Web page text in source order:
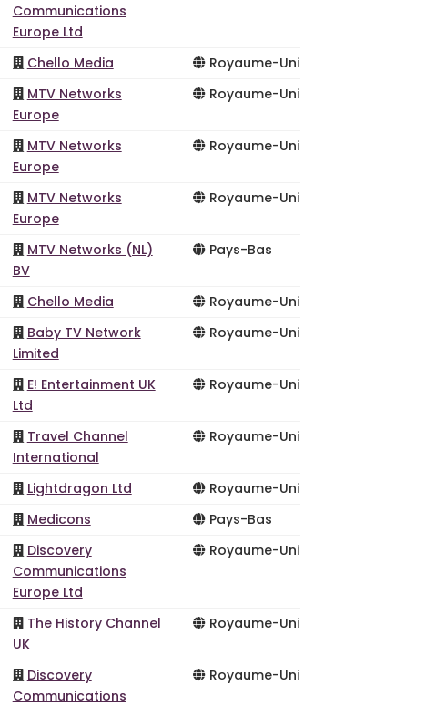
Communications
Europe Ltd
Chello Media
Royaume-Uni
MTV Networks
Europe
Royaume-Uni
MTV Networks
Europe
Royaume-Uni
MTV Networks
Europe
Royaume-Uni
MTV Networks (NL)
BV
Pays-Bas
Chello Media
Royaume-Uni
Baby TV Network
Limited
Royaume-Uni
E! Entertainment UK
Ltd
Royaume-Uni
Travel Channel
International
Royaume-Uni
Lightdragon Ltd
Royaume-Uni
Medicons
Pays-Bas
Discovery
Communications
Europe Ltd
Royaume-Uni
The History Channel
UK
Royaume-Uni
Discovery
Communications
Royaume-Uni